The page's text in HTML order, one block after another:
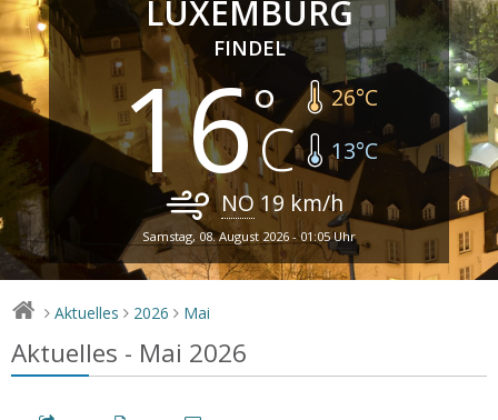
LUXEMBURG
FINDEL
16 26°C
13°C
NO 19 km/h
Samstag, 08. August 2026 - 01:05 Uhr
> Aktuelles > 2026 > Mai
Aktuelles - Mai 2026